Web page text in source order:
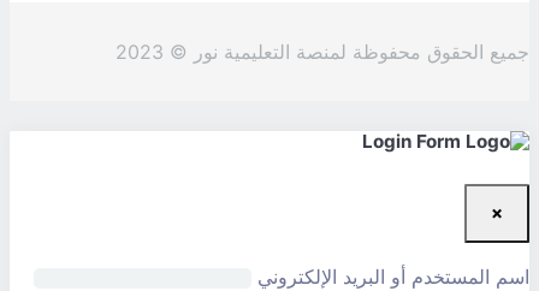
جميع الحقوق محفوظة لمنصة التعليمية نور © 2023
×
اسم المستخدم أو البريد الإلكتروني